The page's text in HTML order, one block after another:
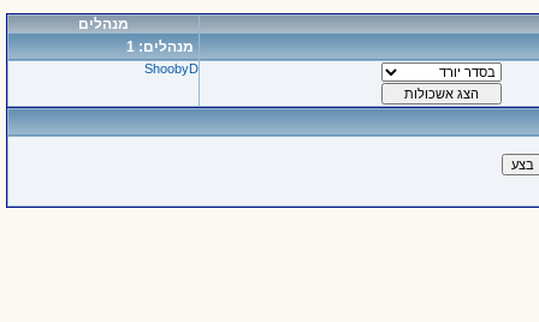
מנהלים
מנהלים: 1
ShoobyD